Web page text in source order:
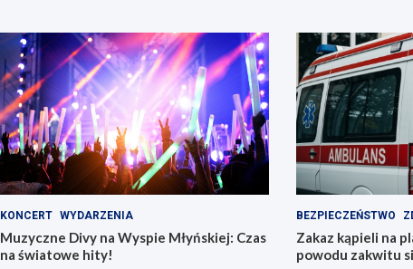
KONCERT WYDARZENIA
Muzyczne Divy na Wyspie Młyńskiej: Czas
na światowe hity!
BEZPIECZEŃSTWO
Zakaz kąpieli na
powodu zakwitu